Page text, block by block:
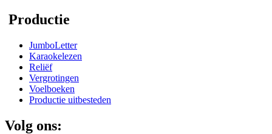
Productie
JumboLetter
Karaokelezen
Reliëf
Vergrotingen
Voelboeken
Productie uitbesteden
Volg ons: